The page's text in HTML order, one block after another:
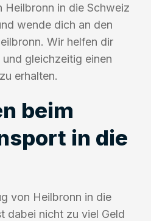
in die Schweiz
wende dich an den
Wir helfen dir
gleichzeitig einen
erhalten.
beim
in die
von Heilbronn in die
dabei nicht zu viel Geld